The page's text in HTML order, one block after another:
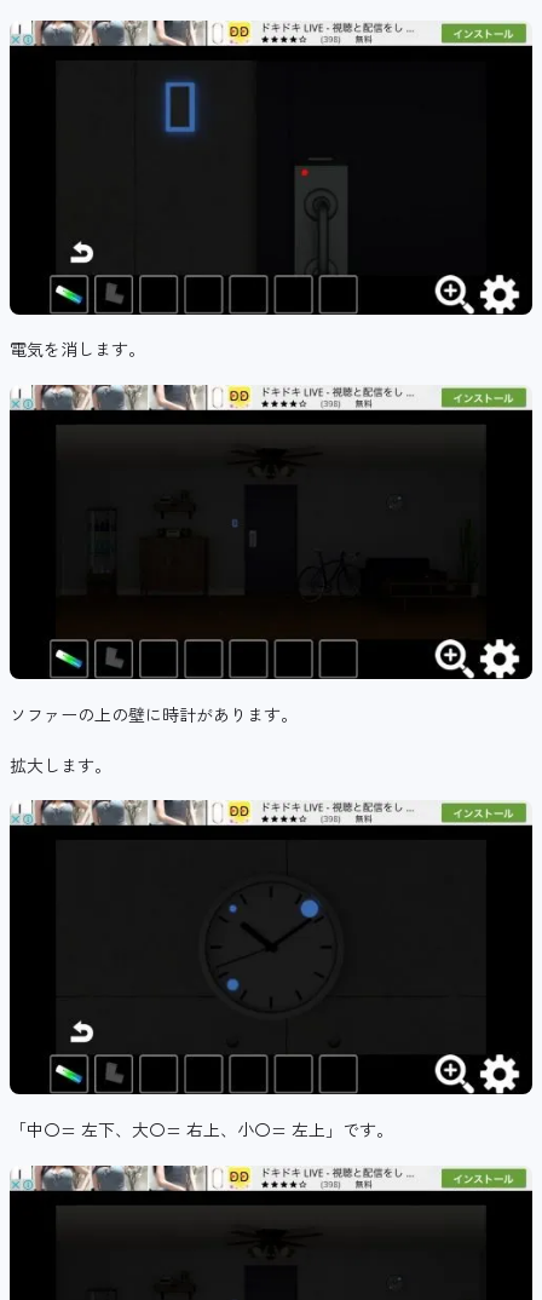
電気を消します。
ソファーの上の壁に時計があります。
拡大します。
「中〇= 左下、大〇= 右上、小〇= 左上」です。